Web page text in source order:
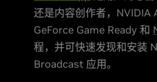
还是内容创作者，NVIDIA
GeForce Game Ready 和
程，并可快速发现和安装
Broadcast 应用。